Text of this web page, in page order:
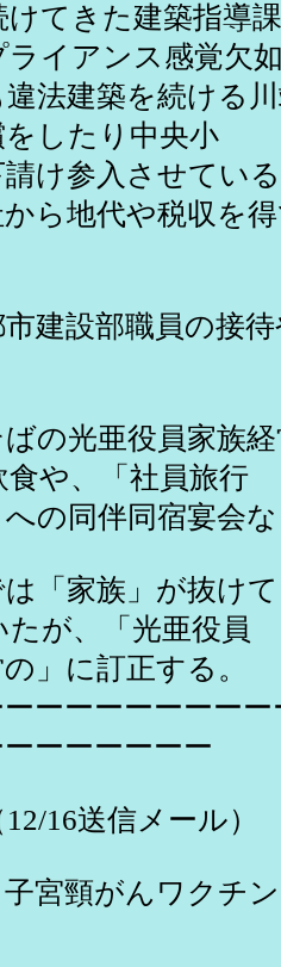
てきた建築指導課
ンス感覚欠如
建築を続ける川
したり中央小
入させている
地代や税収を得
建設部職員の接
光亜役員家族経
や、「社員旅行
同伴同宿宴会な
族」が抜けて
が、「光亜役員
訂正する。
ーーーーーーーー
ーーーーーー
16送信メール）
宮頸がんワクチ